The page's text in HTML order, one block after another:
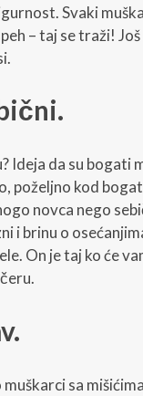
Svaki
– taj se traži!
Ideja da su bogati
poželjno kod
novca nego
i brinu o
On je taj ko će
sa